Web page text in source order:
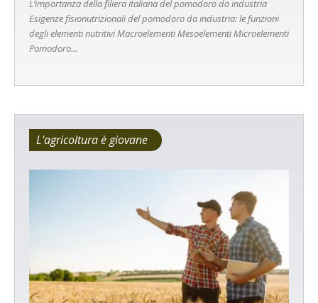
L’importanza della filiera italiana del pomodoro da industria
Esigenze fisionutrizionali del pomodoro da industria: le funzioni
degli elementi nutritivi Macroelementi Mesoelementi Microelementi
Pomodoro...
L'agricoltura è giovane